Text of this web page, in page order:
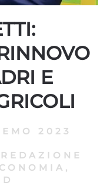
E
2023
REDAZIONE